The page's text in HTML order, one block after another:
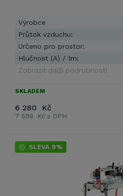
Výrobce
Průtok vzduchu:
Určeno pro prostor:
Hlučnost (A) / 1m:
Zobrazit další podrobnosti
SKLADEM
6 280 Kč
7 598 Kč s DPH
SLEVA 9%